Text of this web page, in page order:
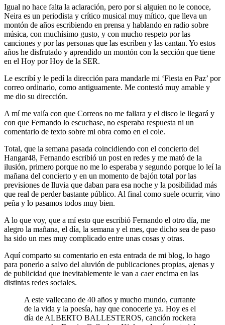
Igual no hace falta la aclaración, pero por si alguien no le conoce,
Neira es un periodista y crítico musical muy mítico, que lleva un
montón de años escribiendo en prensa y hablando en radio sobre
música, con muchísimo gusto, y con mucho respeto por las
canciones y por las personas que las escriben y las cantan. Yo estos
años he disfrutado y aprendido un montón con la sección que tiene
en el Hoy por Hoy de la SER.
Le escribí y le pedí la dirección para mandarle mi ‘Fiesta en Paz’ por
correo ordinario, como antiguamente. Me contestó muy amable y
me dio su dirección.
A mí me valía con que Correos no me fallara y el disco le llegará y
con que Fernando lo escuchase, no esperaba respuesta ni un
comentario de texto sobre mi obra como en el cole.
Total, que la semana pasada coincidiendo con el concierto del
Hangar48, Fernando escribió un post en redes y me mató de la
ilusión, primero porque no me lo esperaba y segundo porque lo leí la
mañana del concierto y en un momento de bajón total por las
previsiones de lluvia que daban para esa noche y la posibilidad más
que real de perder bastante público. Al final como suele ocurrir, vino
peña y lo pasamos todos muy bien.
A lo que voy, que a mí esto que escribió Fernando el otro día, me
alegro la mañana, el día, la semana y el mes, que dicho sea de paso
ha sido un mes muy complicado entre unas cosas y otras.
Aquí comparto su comentario en esta entrada de mi blog, lo hago
para ponerlo a salvo del aluvión de publicaciones propias, ajenas y
de publicidad que inevitablemente le van a caer encima en las
distintas redes sociales.
A este vallecano de 40 años y mucho mundo, currante
de la vida y la poesía, hay que conocerle ya. Hoy es el
día de ALBERTO BALLESTEROS, canción rockera